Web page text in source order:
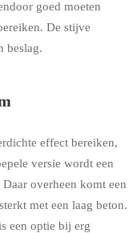
goed moeten
De stijve
beslag.
effect bereiken,
versie wordt een
overheen komt een
met een laag beton.
een optie bij erg